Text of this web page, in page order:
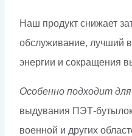
Наш продукт снижает
обслуживание, лучший
энергии и сокращения
Особенно подходит для
выдувания ПЭТ-
военной и других